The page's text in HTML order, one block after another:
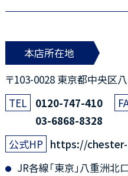
本店所在地
〒103-0028 東京都中央区
0120-747-410
03-6868-8328
https://
JR各線「東京」八重洲北